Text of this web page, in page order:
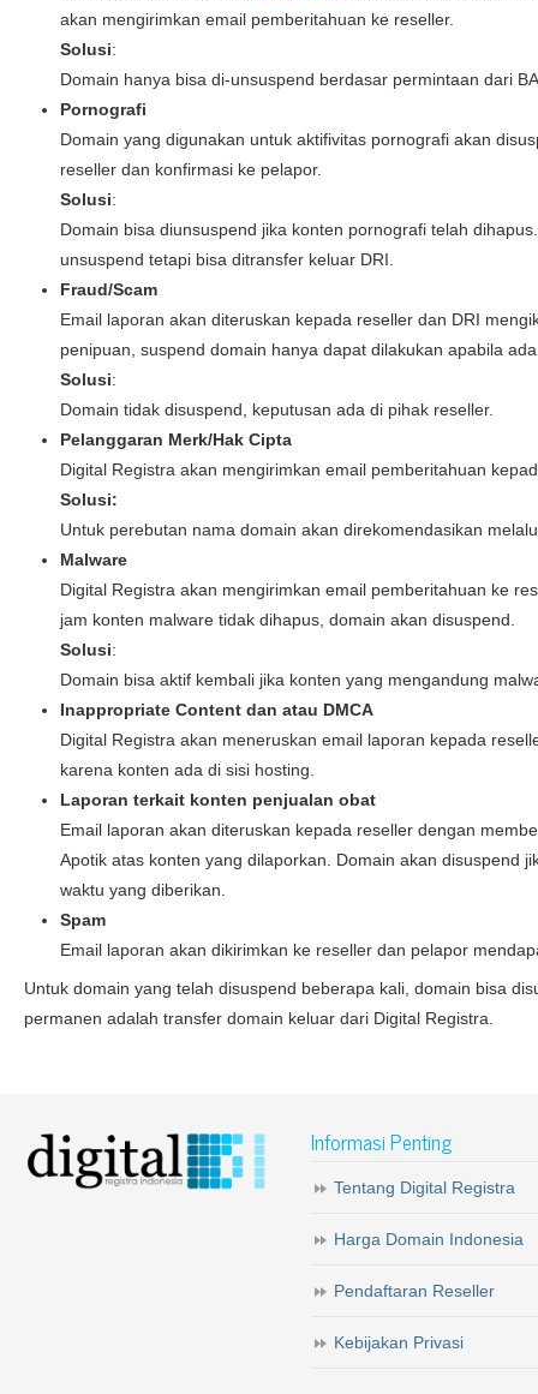
akan mengirimkan email pemberitahuan ke reseller.
Solusi:
Domain hanya bisa di-unsuspend berdasar permintaan dari
Pornografi
Domain yang digunakan untuk aktifivitas pornografi akan
reseller dan konfirmasi ke pelapor.
Solusi:
Domain bisa diunsuspend jika konten pornografi telah
unsuspend tetapi bisa ditransfer keluar DRI.
Fraud/Scam
Email laporan akan diteruskan kepada reseller dan DRI
penipuan, suspend domain hanya dapat dilakukan apabila
Solusi:
Domain tidak disuspend, keputusan ada di pihak reseller.
Pelanggaran Merk/Hak Cipta
Digital Registra akan mengirimkan email pemberitahuan
Solusi:
Untuk perebutan nama domain akan direkomendasikan
Malware
Digital Registra akan mengirimkan email pemberitahuan ke
jam konten malware tidak dihapus, domain akan disuspend.
Solusi:
Domain bisa aktif kembali jika konten yang mengandung
Inappropriate Content dan atau DMCA
Digital Registra akan meneruskan email laporan kepada
karena konten ada di sisi hosting.
Laporan terkait konten penjualan obat
Email laporan akan diteruskan kepada reseller dengan
Apotik atas konten yang dilaporkan. Domain akan disuspend
waktu yang diberikan.
Spam
Email laporan akan dikirimkan ke reseller dan pelapor
Untuk domain yang telah disuspend beberapa kali, domain bisa
permanen adalah transfer domain keluar dari Digital Registra.
Informasi Penting
Tentang Digital Registra
Harga Domain Indonesia
Pendaftaran Reseller
Kebijakan Privasi